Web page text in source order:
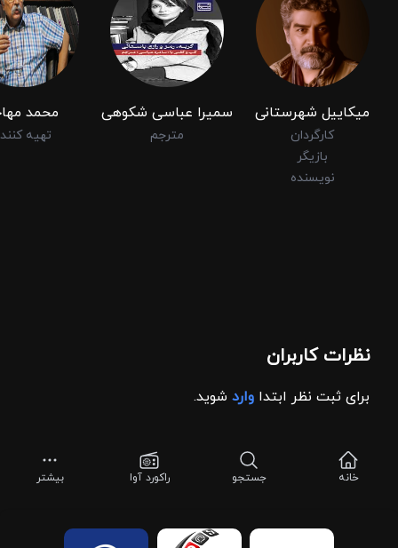
میکاییل شهرستانی
کارگردان
بازیگر
نویسنده
سمیرا عباسی شکوهی
مترجم
محمد
تهیه
نظرات کاربران
برای ثبت نظر ابتدا وارد شوید.
خانه جستجو راکورد آوا بیشتر